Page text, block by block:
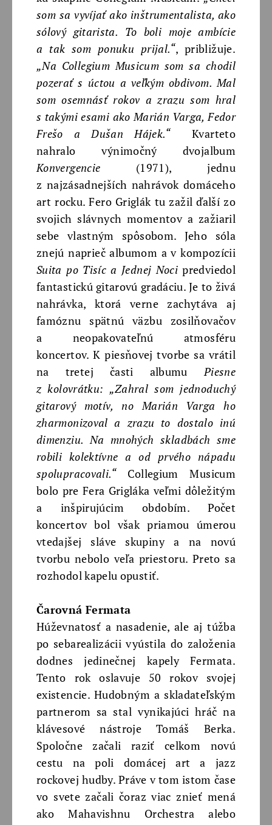
som sa vyvíjať ako inštrumentalista, ako
sólový gitarista. To boli moje ambície
a tak som ponuku prijal.“, približuje.
„Na Collegium Musicum som sa chodil
pozerať s úctou a veľkým obdivom. Mal
som osemnásť rokov a zrazu som hral
s takými esami ako Marián Varga, Fedor
Frešo a Dušan Hájek.“
Kvarteto
nahralo výnimočný dvojalbum
Konvergencie (1971), jednu
z najzásadnejších nahrávok domáceho
art rocku. Fero Griglák tu zažil ďalší zo
svojich slávnych momentov a zažiaril
sebe vlastným spôsobom. Jeho sóla
znejú naprieč albumom a v kompozícii
Suita po Tisíc a Jednej Nocipredviedol
fantastickú gitarovú gradáciu. Je to živá
nahrávka, ktorá verne zachytáva aj
famóznu spätnú väzbu zosilňovačov
a neopakovateľnú atmosféru
koncertov. K piesňovej tvorbe sa vrátil
na tretej časti albumuPiesne
z kolovrátku: „Zahral som jednoduchý
gitarový motív, no Marián Varga ho
zharmonizoval a zrazu to dostalo inú
dimenziu. Na mnohých skladbách sme
robili kolektívne a od prvého nápadu
spolupracovali.“ Collegium Musicum
bolo pre Fera Grigláka veľmi dôležitým
a inšpirujúcim obdobím. Počet
koncertov bol však priamou úmerou
vtedajšej sláve skupiny a na novú
tvorbu nebolo veľa priestoru. Preto sa
rozhodol kapelu opustiť.
Čarovná Fermata
Húževnatosť a nasadenie, ale aj túžba
po sebarealizácii vyústila do založenia
dodnes jedinečnej kapely Fermata.
Tento rok oslavuje 50 rokov svojej
existencie. Hudobným a skladateľským
partnerom sa stal vynikajúci hráč na
klávesové nástroje Tomáš Berka.
Spoločne začali raziť celkom novú
cestu na poli domácej art a jazz
rockovej hudby. Práve v tom istom čase
vo svete začali čoraz viac znieť mená
ako Mahavishnu Orchestra alebo